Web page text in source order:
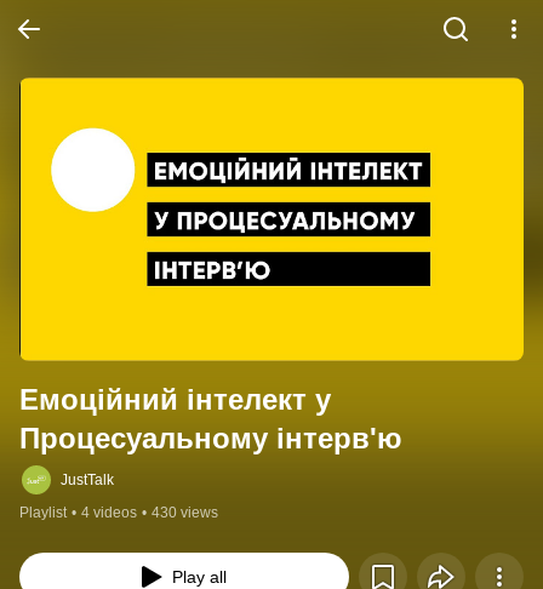
Емоційний інтелект у
Процесуальному інтерв'ю
JustTalk
Playlist • 4 videos • 430 views
Play all